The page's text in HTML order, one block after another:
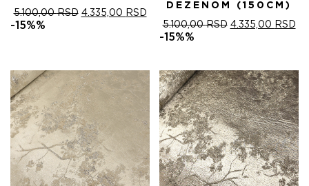
5.100,00RSD ОРИГИНАЛНА
4.335,00 RSDТРЕНУТНА
ЦЕНА
-15%%
DEZENOM (150CM)
5.100,00RSD ОРИГИНАЛНА
5.100,00 RSD.
4.335,00 RSD
-15%%